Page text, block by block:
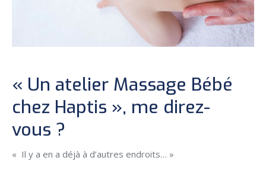
« Un atelier Massage Bébé
chez Haptis », me direz-
vous ?
« Il y a en a déjà à d’autres endroits… »